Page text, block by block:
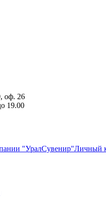
оф. 26
19.00
"УралСувенир"Личный